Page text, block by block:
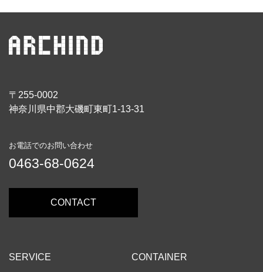
〒255-0002
神奈川県中郡大磯町東町1-13-31
SERVICE CONTAINER
お電話でのお問い合わせ
0463-68-0624
CONTACT